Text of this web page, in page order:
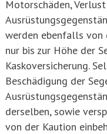
Motorschäden,
werden ebenfalls von
nur bis zur Höhe der
Kaskoversicherung.
Beschädigung der
derselben, sowie
von der Kaution